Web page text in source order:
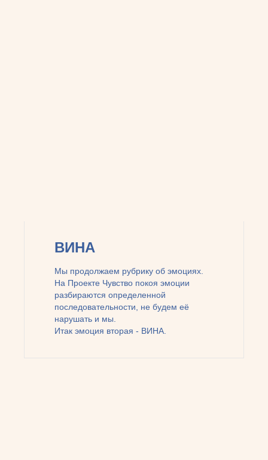
ВИНА
Мы продолжаем рубрику об эмоциях.
На Проекте Чувство покоя эмоции
разбираются определенной
последовательности, не будем её
нарушать и мы.
Итак эмоция вторая - ВИНА.